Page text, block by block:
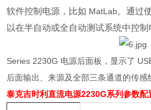
软件控制电源，比如 MatLab。通过
以在半自动或全自动测试系统中控制
Series 2230G 电源后面板，显示了
后面输出、来源及全部三条通道的传感
泰克吉时利直流电源2230G系列参数配